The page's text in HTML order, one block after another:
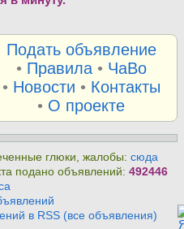
Подать объявление
• Правила• ЧаВо
• Новости • Контакты
• О проекте
глюки, жалобы:сюда
подано объявлений:492446
в RSS (все объявления)